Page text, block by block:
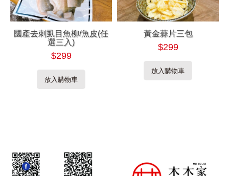
國產去刺虱目魚柳/魚皮(任
選三入)
$299
放入購物車
黃金蒜片三包
$299
放入購物車